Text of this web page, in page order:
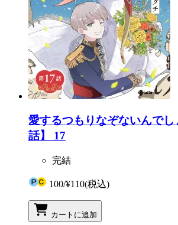
愛するつもりなぞないんで
話】 17
完結
100/¥110(税込)
カートに追加